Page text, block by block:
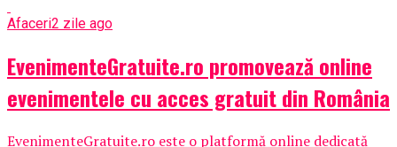
Afaceri2 zile ago
EvenimenteGratuite.ro promovează online
evenimentele cu acces gratuit din România
EvenimenteGratuite.ro este o platformă online dedicată